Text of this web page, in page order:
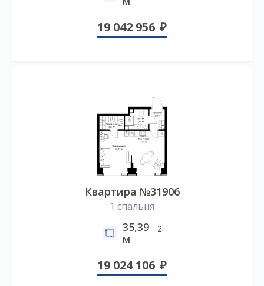
19 042 956
Квартира №31906
1 спальня
35,39
м
2
19 024 106